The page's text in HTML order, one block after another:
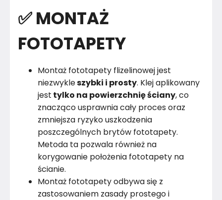
✅ MONTAŻ
FOTOTAPETY
Montaż fototapety flizelinowej jest
niezwykleszybki i prosty. Klej aplikowany
jest tylko na powierzchnię ściany, co
znacząco usprawnia cały proces oraz
zmniejsza ryzyko uszkodzenia
poszczególnych brytów fototapety.
Metoda ta pozwala również na
korygowanie położenia fototapety na
ścianie.
Montaż fototapety odbywa się z
zastosowaniem zasady prostego i